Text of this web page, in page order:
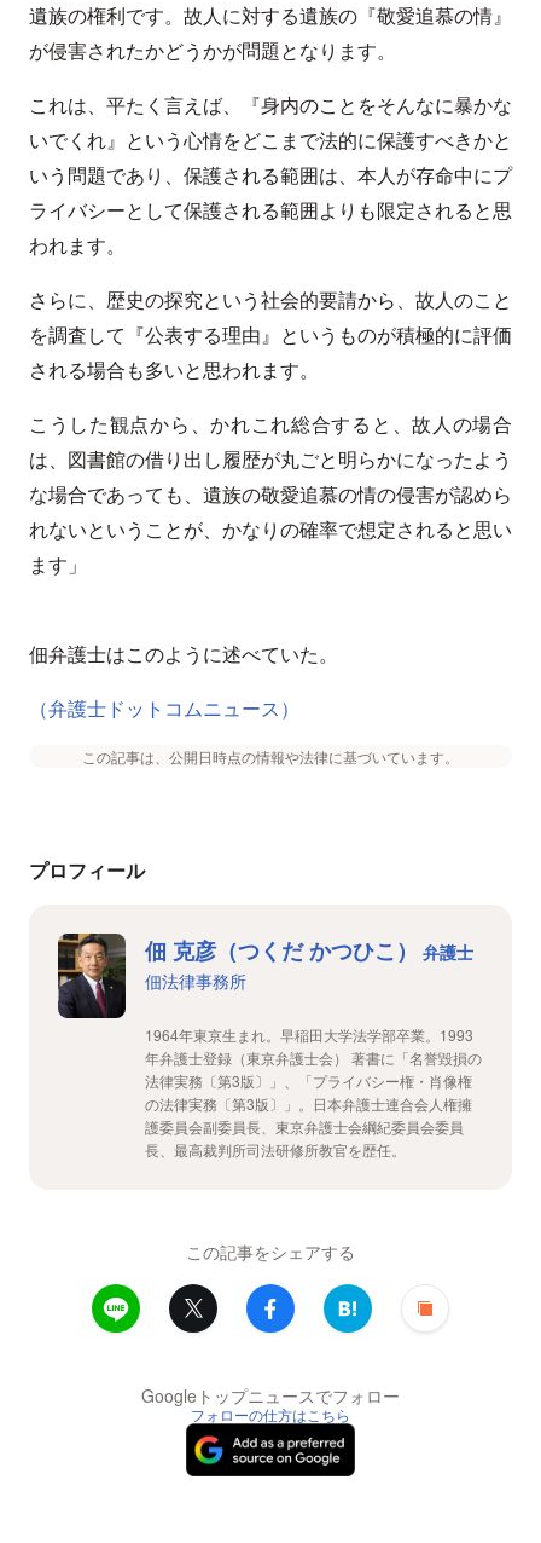
遺族の権利です。故人に対する遺族の『敬愛追慕の情』
が侵害されたかどうかが問題となります。
これは、平たく言えば、『身内のことをそんなに暴かな
いでくれ』という心情をどこまで法的に保護すべきかと
いう問題であり、保護される範囲は、本人が存命中にプ
ライバシーとして保護される範囲よりも限定されると思
われます。
さらに、歴史の探究という社会的要請から、故人のこと
を調査して『公表する理由』というものが積極的に評価
される場合も多いと思われます。
こうした観点から、かれこれ総合すると、故人の場合
は、図書館の借り出し履歴が丸ごと明らかになったよう
な場合であっても、遺族の敬愛追慕の情の侵害が認めら
れないということが、かなりの確率で想定されると思い
ます」
佃弁護士はこのように述べていた。
（弁護士ドットコムニュース）
この記事は、公開日時点の情報や法律に基づいています。
プロフィール
佃 克彦（つくだ かつひこ）
弁護士
佃法律事務所
1964年東京生まれ。早稲田大学法学部卒業。1993
年弁護士登録（東京弁護士会） 著書に「名誉毀損の
法律実務〔第3版〕」、「プライバシー権・肖像権
の法律実務〔第3版〕」。日本弁護士連合会人権擁
護委員会副委員長、東京弁護士会綱紀委員会委員
長、最高裁判所司法研修所教官を歴任。
この記事をシェアする
Googleトップニュースでフォロー
フォローの仕方はこちら